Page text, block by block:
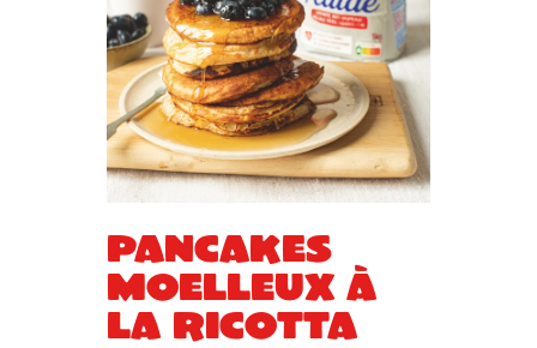
Pancakes
moelleux à
la ricotta